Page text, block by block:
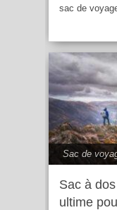
sac de
Sac de
Sac à
ultime